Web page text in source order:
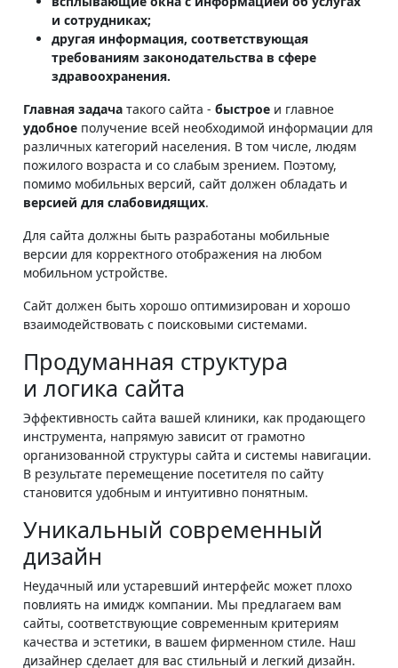
и сотрудниках;
другая информация, соответствующая
требованиям законодательства в сфере
здравоохранения.
Главная задача такого сайта - быстрое и главное
удобное получение всей необходимой информации для
различных категорий населения. В том числе, людям
пожилого возраста и со слабым зрением. Поэтому,
помимо мобильных версий, сайт должен обладать и
версией для слабовидящих.
Для сайта должны быть разработаны мобильные
версии для корректного отображения на любом
мобильном устройстве.
Сайт должен быть хорошо оптимизирован и хорошо
взаимодействовать с поисковыми системами.
Продуманная структура
и логика сайта
Эффективность сайта вашей клиники, как продающего
инструмента, напрямую зависит от грамотно
организованной структуры сайта и системы навигации.
В результате перемещение посетителя по сайту
становится удобным и интуитивно понятным.
Уникальный современный
дизайн
Неудачный или устаревший интерфейс может плохо
повлиять на имидж компании. Мы предлагаем вам
сайты, соответствующие современным критериям
качества и эстетики, в вашем фирменном стиле. Наш
дизайнер сделает для вас стильный и легкий дизайн.